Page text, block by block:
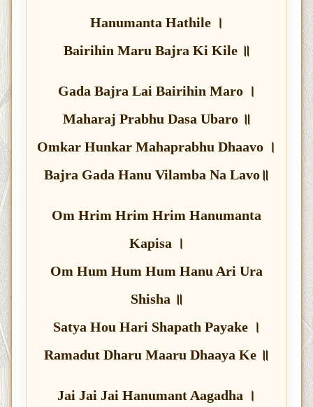
Hanumanta Hathile ।
Bairihin Maru Bajra Ki Kile ॥
Gada Bajra Lai Bairihin Maro ।
Maharaj Prabhu Dasa Ubaro ॥
Omkar Hunkar Mahaprabhu Dhaavo ।
Bajra Gada Hanu Vilamba Na Lavo॥
Om Hrim Hrim Hrim Hanumanta
Kapisa ।
Om Hum Hum Hum Hanu Ari Ura
Shisha ॥
Satya Hou Hari Shapath Payake ।
Ramadut Dharu Maaru Dhaaya Ke ॥
Jai Jai Jai Hanumant Aagadha ।